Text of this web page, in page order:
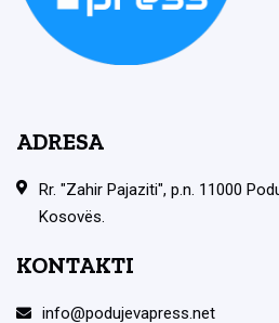
ADRESA
Rr. "Zahir Pajaziti", p.n. 11000
Kosovës.
KONTAKTI
info@podujevapress.net